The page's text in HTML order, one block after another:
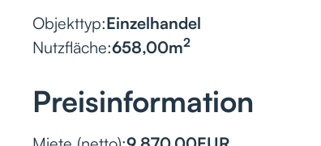
Objekttyp:Einzelhandel
Nutzfläche:658,00m2
Preisinformation